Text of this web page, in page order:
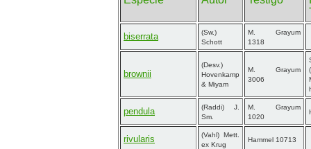
biserrata
(Sw.)
Schott
M. Grayum
1318
brownii
(Desv.)
Hovenkamp
& Miyam
M. Grayum
3006
pendula
(Raddi) J.
Sm.
M. Grayum
1020
rivularis
(Vahl) Mett.
ex Krug
Hammel 10713